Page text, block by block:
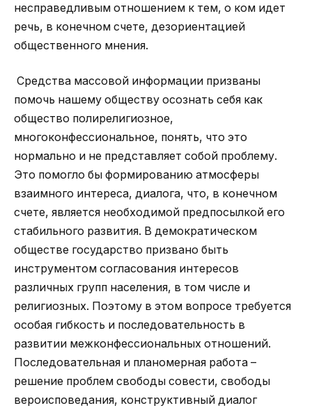
несправедливым отношением к тем, о ком идет
речь, в конечном счете, дезориентацией
общественного мнения.
Средства массовой информации призваны
помочь нашему обществу осознать себя как
общество полирелигиозное,
многоконфессиональное, понять, что это
нормально и не представляет собой проблему.
Это помогло бы формированию атмосферы
взаимного интереса, диалога, что, в конечном
счете, является необходимой предпосылкой его
стабильного развития. В демократическом
обществе государство призвано быть
инструментом согласования интересов
различных групп населения, в том числе и
религиозных. Поэтому в этом вопросе требуется
особая гибкость и последовательность в
развитии межконфессиональных отношений.
Последовательная и планомерная работа –
решение проблем свободы совести, свободы
вероисповедания, конструктивный диалог